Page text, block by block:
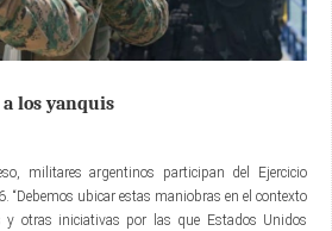
los yanquis
militares argentinos participan del Ejercicio
“Debemos ubicar estas maniobras en el contexto
y otras iniciativas por las que Estados Unidos